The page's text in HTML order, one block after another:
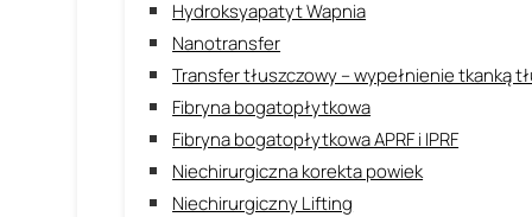
Hydroksyapatyt Wapnia
Nanotransfer
Transfer tłuszczowy – wypełnienie tkanką
Fibryna bogatopłytkowa
Fibryna bogatopłytkowa APRF i IPRF
Niechirurgiczna korekta powiek
Niechirurgiczny Lifting